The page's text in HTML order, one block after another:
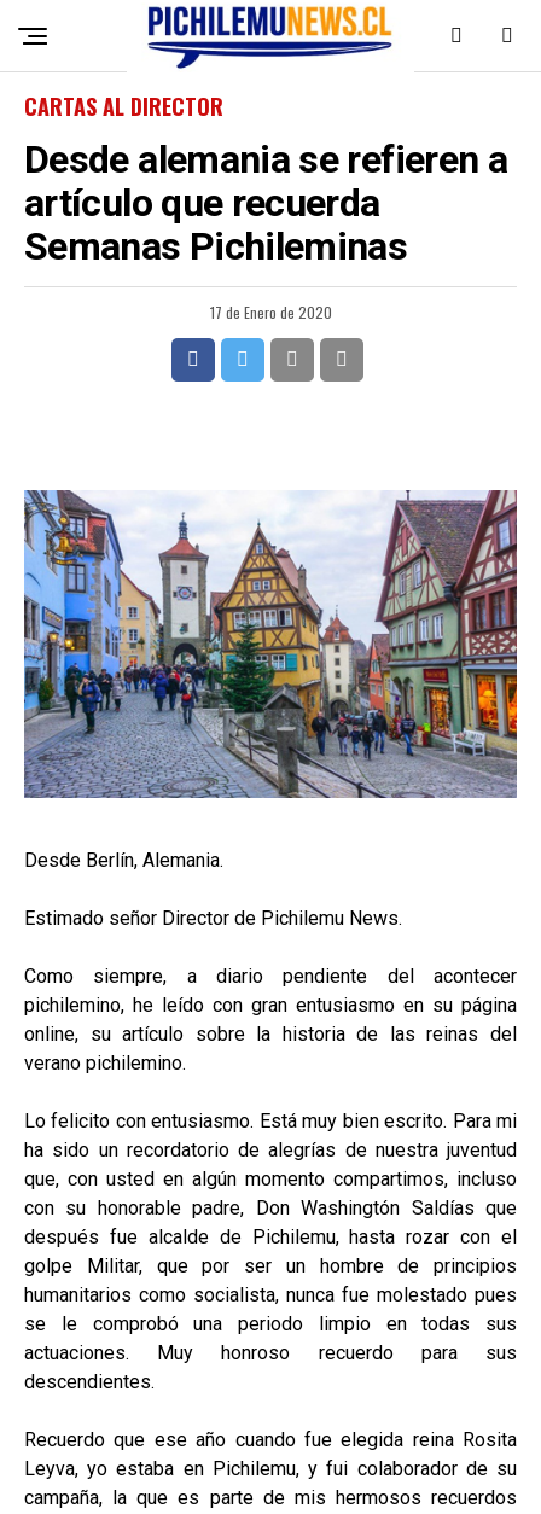
CARTAS AL DIRECTOR
Desde alemania se refieren a
artículo que recuerda
Semanas Pichileminas
17 de Enero de 2020
Desde Berlín, Alemania.
Estimado señor Director de Pichilemu News.
Como siempre, a diario pendiente del acontecer
pichilemino, he leído con gran entusiasmo en su página
online, su artículo sobre la historia de las reinas del
verano pichilemino.
Lo felicito con entusiasmo. Está muy bien escrito. Para mi
ha sido un recordatorio de alegrías de nuestra juventud
que, con usted en algún momento compartimos, incluso
con su honorable padre, Don Washingtón Saldías que
después fue alcalde de Pichilemu, hasta rozar con el
golpe Militar, que por ser un hombre de principios
humanitarios como socialista, nunca fue molestado pues
se le comprobó una periodo limpio en todas sus
actuaciones. Muy honroso recuerdo para sus
descendientes.
Recuerdo que ese año cuando fue elegida reina Rosita
Leyva, yo estaba en Pichilemu, y fui colaborador de su
campaña, la que es parte de mis hermosos recuerdos